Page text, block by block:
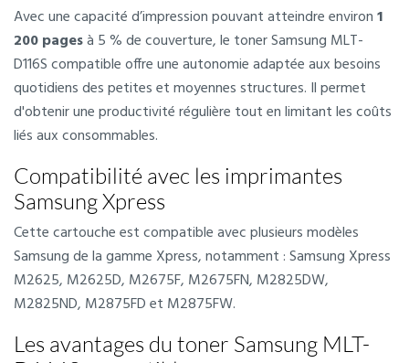
Avec une capacité d’impression pouvant atteindre environ1
200 pagesà 5 % de couverture, le toner Samsung MLT-
D116S compatible offre une autonomie adaptée aux besoins
quotidiens des petites et moyennes structures. Il permet
d'obtenir une productivité régulière tout en limitant les coûts
liés aux consommables.
Compatibilité avec les imprimantes
Samsung Xpress
Cette cartouche est compatible avec plusieurs modèles
Samsung de la gamme Xpress, notamment : Samsung Xpress
M2625, M2625D, M2675F, M2675FN, M2825DW,
M2825ND, M2875FD et M2875FW.
Les avantages du toner Samsung MLT-